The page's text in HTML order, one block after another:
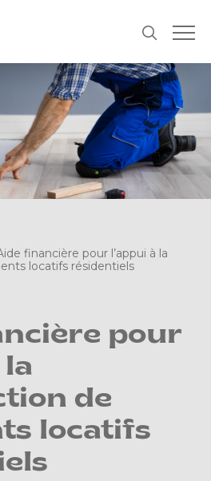
financière pour l’appui à la
locatifs résidentiels
pour
la
de
locatifs